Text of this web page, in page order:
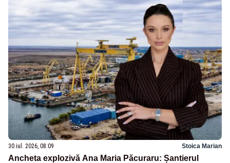
30 iul. 2026, 08:09 Stoica Marian
Ancheta explozivă Ana Maria Păcuraru: Șantierul